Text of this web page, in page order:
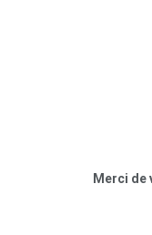
Merci de